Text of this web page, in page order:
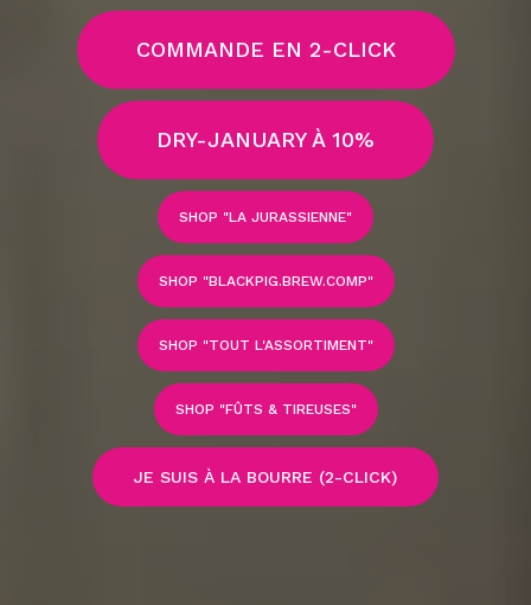
COMMANDE EN 2-CLICK
DRY-JANUARY À 10%
SHOP "LA JURASSIENNE"
SHOP "BLACKPIG.BREW.COMP"
SHOP "TOUT L'ASSORTIMENT"
SHOP "FÛTS & TIREUSES"
JE SUIS À LA BOURRE (2-CLICK)